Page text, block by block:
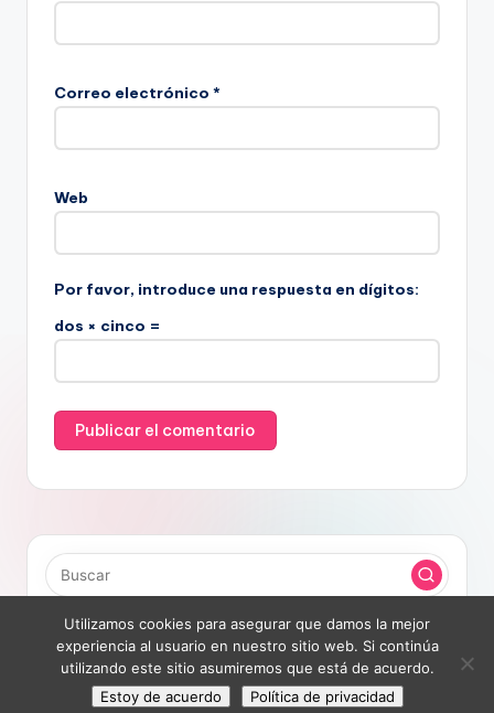
Correo electrónico *
Web
Por favor, introduce una respuesta en dígitos:
dos × cinco =
Copyright 2026 —StartPoint. All rights reserved.
Utilizamos cookies para asegurar que damos la mejor
experiencia al usuario en nuestro sitio web. Si continúa
utilizando este sitio asumiremos que está de acuerdo.
Estoy de acuerdo
Política de privacidad